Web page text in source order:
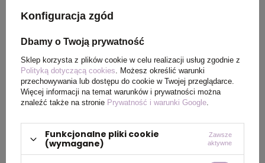
recyklingu, 50%
Polipropylen
Kolor Przezroczysty bezbarwny
PAKOWANIE
Konfiguracja zgód
Dbamy o Twoją prywatność
Sklep korzysta z plików cookie w celu realizacji usług zgodnie z
Polityką dotyczącą cookies. Możesz określić warunki
przechowywania lub dostępu do cookie w Twojej przeglądarce.
Więcej informacji na temat warunków i prywatności można
znaleźć także na stronie Prywatność i warunki Google.
Funkcjonalne pliki cookie
(wymagane)
Zawsze
aktywne